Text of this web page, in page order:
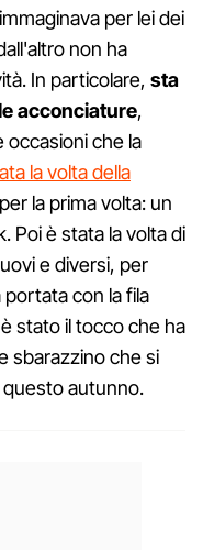
per lei dei
non ha
In particolare, sta
acconciature,
occasioni che la
la volta della
la prima volta: un
Poi è stata la volta di
e diversi, per
portata con la fila
è stato il tocco che ha
sbarazzino che si
questo autunno.